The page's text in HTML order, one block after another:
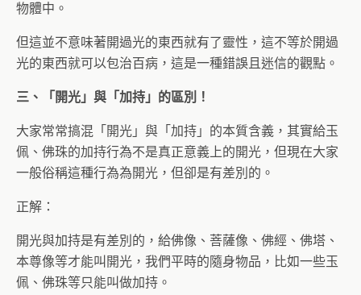
物體中。
但這並不意味著開過光的東西就有了靈性，這不等於開過
光的東西就可以包治百病，這是一種錯誤且迷信的觀點。
三、「開光」與「加持」的區別！
大家常常搞混「開光」與「加持」的本質含義，其實給玉
佩、佛珠的加持行為不是真正意義上的開光，但現在大家
一般俗稱這種行為為開光，但卻是有差別的。
正解：
開光與加持是有差別的，給佛像、菩薩像、佛經、佛塔、
本尊像等才能叫開光，我們平時的隨身物品，比如一些玉
佩、佛珠等只能叫做加持。